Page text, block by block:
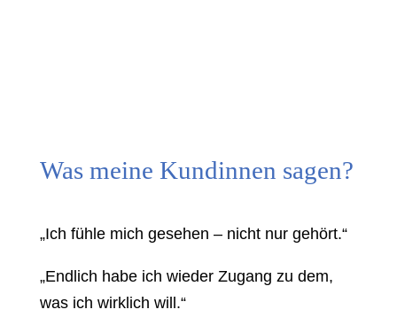
Was meine Kundinnen sagen?
„Ich fühle mich gesehen – nicht nur gehört.“
„Endlich habe ich wieder Zugang zu dem,
was ich wirklich will.“